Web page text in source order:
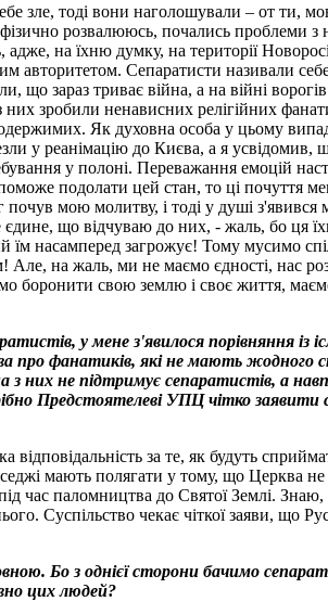
зле, тоді вони наголошували – от ти,
розвалююсь, почались
на їхню думку, на території
авторитетом. Сепаратисти називали
що зараз триває війна, а на війні
них зробили ненависних релігійних
Як духовна особа у цьому
у реанімацію до Києва, а я усвідомив,
у полоні. Переважання емоцій
подолати цей стан, то ці почуття
мою молитву, і тоді у душі
що відчуваю до них, - жаль, бо ця
їм насамперед загрожує! Тому мусимо
на жаль, ми не маємо єдності, нас
свою землю і своє життя,
у мене з'явилося порівняння із
про фанатиків, які не мають жодного
них не підтримує сепаратистів, а
Предстоятелеві УПЦ чітко заявити
за те, як будуть
мають полягати у тому, що Церква
час паломництва до Святої Землі.
Суспільство чекає чіткої заяви, що
Бо з однієї сторони бачимо
цих людей?